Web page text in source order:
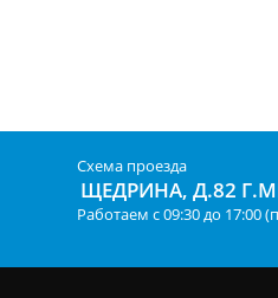
Схема проезда
ЩЕДРИНА, Д.82
Работаем с 09:30 до 17:00